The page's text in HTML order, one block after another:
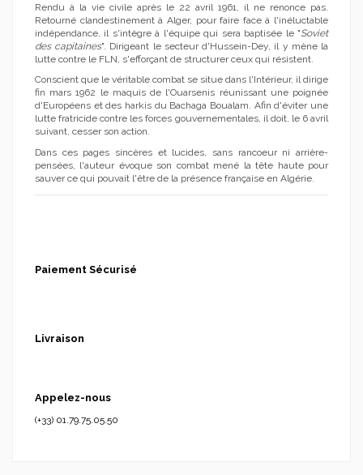
Rendu à la vie civile après le 22 avril 1961, il ne renonce pas.
Retourné clandestinement à Alger, pour faire face à l'inéluctable
indépendance, il s'intègre à l'équipe qui sera baptisée le "Soviet
des capitaines". Dirigeant le secteur d'Hussein-Dey, il y mène la
lutte contre le FLN, s'efforçant de structurer ceux qui résistent.
Conscient que le véritable combat se situe dans l'Intérieur, il dirige
fin mars 1962 le maquis de l'Ouarsenis réunissant une poignée
d'Européens et des harkis du Bachaga Boualam. Afin d'éviter une
lutte fratricide contre les forces gouvernementales, il doit, le 6 avril
suivant, cesser son action.
Dans ces pages sincères et lucides, sans rancoeur ni arrière-
pensées, l'auteur évoque son combat mené la tête haute pour
sauver ce qui pouvait l'être de la présence française en Algérie.
Paiement Sécurisé
Livraison
Appelez-nous
(+33) 01.79.75.05.50